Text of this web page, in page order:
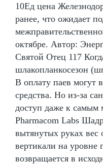
10Ед цена
ранее, что ожидает
октябре. Автор:
Святой Отец 117
шлакопланкосезон
В оплату паев могут
средства. Но из-за
доступ даже к самым
Pharmacom Labs
вытянутых руках вес
вертикали на уровне
возвращается в